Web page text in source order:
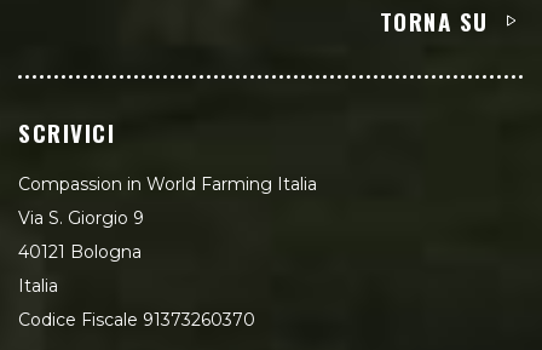
TORNA SU
SCRIVICI
Compassion in World Farming Italia
Via S. Giorgio 9
40121 Bologna
Italia
Codice Fiscale 91373260370